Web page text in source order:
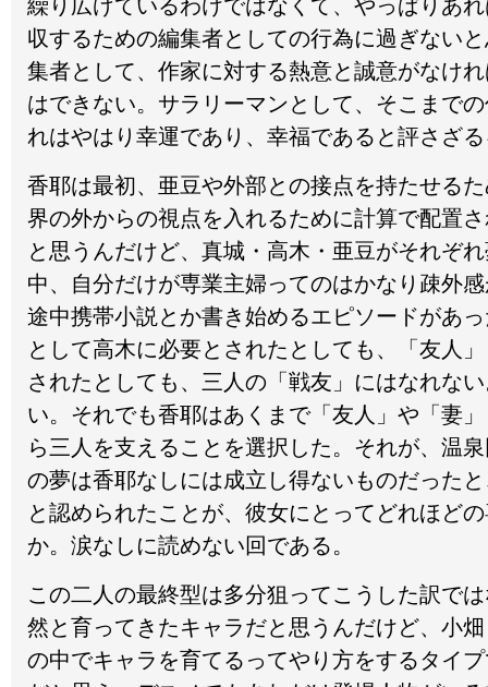
繰り広げているわけではなくて、やっぱりあ
収するための編集者としての行為に過ぎない
集者として、作家に対する熱意と誠意がなけ
はできない。サラリーマンとして、そこまで
れはやはり幸運であり、幸福であると評さざ
香耶は最初、亜豆や外部との接点を持たせる
界の外からの視点を入れるために計算で配置
と思うんだけど、真城・高木・亜豆がそれぞ
中、自分だけが専業主婦ってのはかなり疎外
途中携帯小説とか書き始めるエピソードがあ
として高木に必要とされたとしても、「友人
されたとしても、三人の「戦友」にはなれな
い。それでも香耶はあくまで「友人」や「妻
ら三人を支えることを選択した。それが、温
の夢は香耶なしには成立し得ないものだった
と認められたことが、彼女にとってどれほど
か。涙なしに読めない回である。
この二人の最終型は多分狙ってこうした訳で
然と育ってきたキャラだと思うんだけど、小
の中でキャラを育てるってやり方をするタイ